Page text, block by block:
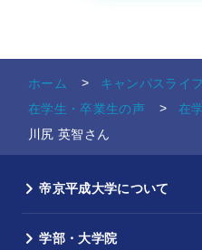
ホーム
キャンパスライフ
在学生・卒業生の声
在
川尻 英智さん
帝京平成大学について
学部・大学院